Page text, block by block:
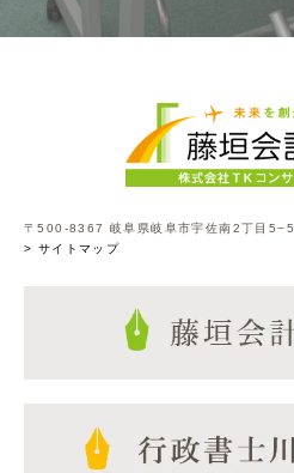
〒500-8367 岐阜県岐阜市宇佐南2丁目5−5
> サイトマップ